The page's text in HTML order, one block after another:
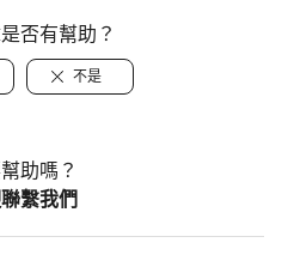
否有幫助？
不是
助嗎？
繫我們